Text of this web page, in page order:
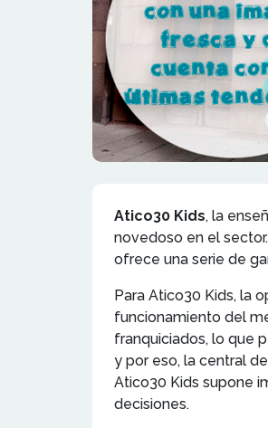
Atico30 Kids, la
novedoso en el
ofrece una serie de
Para Atico30 Kids, la
funcionamiento del
franquiciados, lo que
y por eso, la central
Atico30 Kids supone
decisiones.